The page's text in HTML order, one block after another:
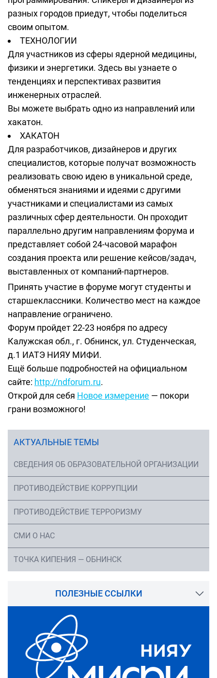
разных городов приедут, чтобы поделиться
своим опытом.
ТЕХНОЛОГИИ
Для участников из сферы ядерной медицины,
физики и энергетики. Здесь вы узнаете о
тенденциях и перспективах развития
инженерных отраслей.
Вы можете выбрать одно из направлений или
хакатон.
ХАКАТОН
Для разработчиков, дизайнеров и других
специалистов, которые получат возможность
реализовать свою идею в уникальной среде,
обменяться знаниями и идеями с другими
участниками и специалистами из самых
различных сфер деятельности. Он проходит
параллельно другим направлениям форума и
представляет собой 24-часовой марафон
создания проекта или решение кейсов/задач,
выставленных от компаний-партнеров.
Принять участие в форуме могут студенты и
старшеклассники. Количество мест на каждое
направление ограничено.
Форум пройдет 22-23 ноября по адресу
Калужская обл., г. Обнинск, ул. Студенческая,
д.1 ИАТЭ НИЯУ МИФИ.
Ещё больше подробностей на официальном
сайте: http://ndforum.ru.
Открой для себя Новое измерение — покори
грани возможного!
АКТУАЛЬНЫЕ ТЕМЫ
СВЕДЕНИЯ ОБ ОБРАЗОВАТЕЛЬНОЙ ОРГАНИЗАЦИИ
ПРОТИВОДЕЙСТВИЕ КОРРУПЦИИ
ПРОТИВОДЕЙСТВИЕ ТЕРРОРИЗМУ
СМИ О НАС
ТОЧКА КИПЕНИЯ — ОБНИНСК
ПОЛЕЗНЫЕ ССЫЛКИ